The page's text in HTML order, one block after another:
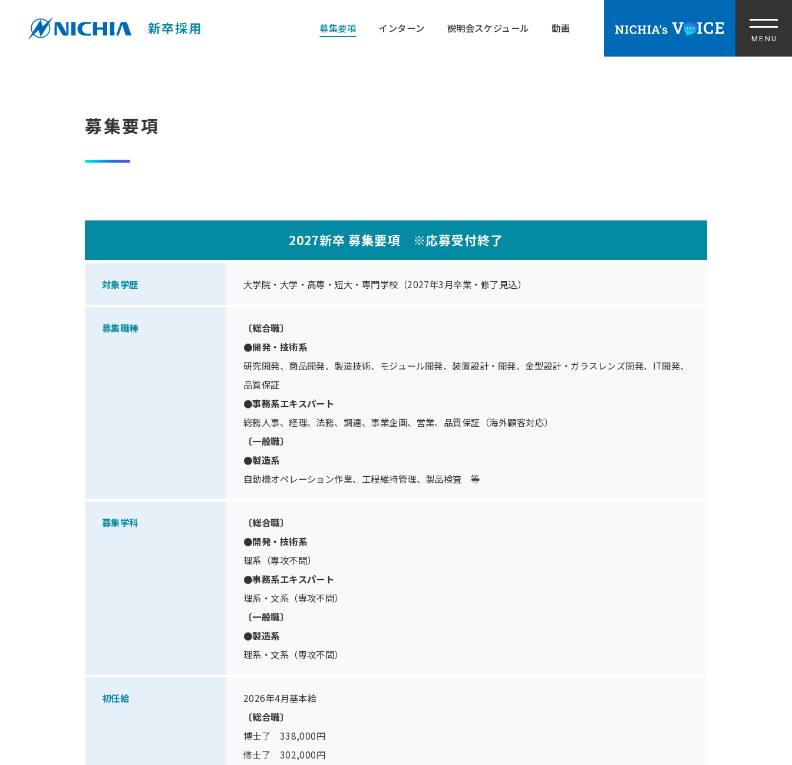
新卒採用
募集要項
2027新卒 募集要項 ※応募受付終了
対象学歴 大学院・大学・高専・短大・専門学校（2027年3月卒業・修了見込）
募集職種
〔総合職〕
●開発・技術系
研究開発、商品開発、製造技術、モジュール開発、装置設計・開発、金型設計・ガラスレンズ開発、IT開発、
品質保証
●事務系エキスパート
総務人事、経理、法務、調達、事業企画、営業、品質保証（海外顧客対応）
〔一般職〕
●製造系
自動機オペレーション作業、工程維持管理、製品検査 等
募集学科
〔総合職〕
●開発・技術系
理系（専攻不問）
●事務系エキスパート
理系・文系（専攻不問）
〔一般職〕
●製造系
理系・文系（専攻不問）
初任給
2026年4月基本給
〔総合職〕
博士了 338,000円
修士了 302,000円
募集要項 インターン 説明会スケジュール 動画
採用サイトTOP
新卒採用 TOP 中途採用 TOP